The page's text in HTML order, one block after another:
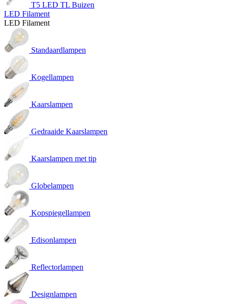
T5 LED TL Buizen
LED Filament
LED Filament
Standaardlampen
Kogellampen
Kaarslampen
Gedraaide Kaarslampen
Kaarslampen met tip
Globelampen
Kopspiegellampen
Edisonlampen
Reflectorlampen
Designlampen